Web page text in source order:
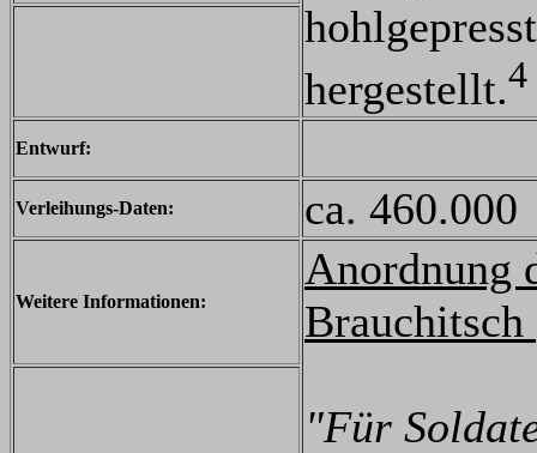
hergestellt.4
Entwurf:
Verleihungs-Daten: ca. 460.000
Weitere Informationen:
Anordnung
"Für